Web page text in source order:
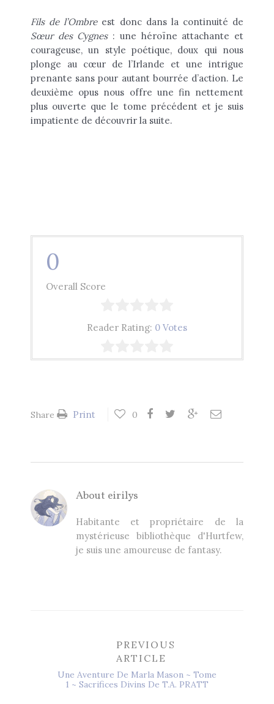
Fils de l’Ombreest donc dans la continuité de
Sœur des Cygnes: une héroïne attachante et
courageuse, un style poétique, doux qui nous
plonge au cœur de l’Irlande et une intrigue
prenante sans pour autant bourrée d’action. Le
deuxième opus nous offre une fin nettement
plus ouverte que le tome précédent et je suis
impatiente de découvrir la suite.
0
Overall Score
Reader Rating: 0 Votes
Share Print 0
About eirilys
Habitante et propriétaire de la
mystérieuse bibliothèque d'Hurtfew,
je suis une amoureuse de fantasy.
PREVIOUS
ARTICLE
Une Aventure De Marla Mason ~ Tome
1 ~ Sacrifices Divins De T.A. PRATT